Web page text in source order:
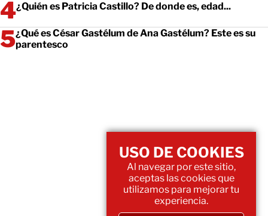
¿Quién es Patricia Castillo? De donde es, edad...
¿Qué es César Gastélum de Ana Gastélum? Este es su
parentesco
USO DE COOKIES
Al navegar por este sitio,
aceptas las cookies que
utilizamos para mejorar tu
experiencia.